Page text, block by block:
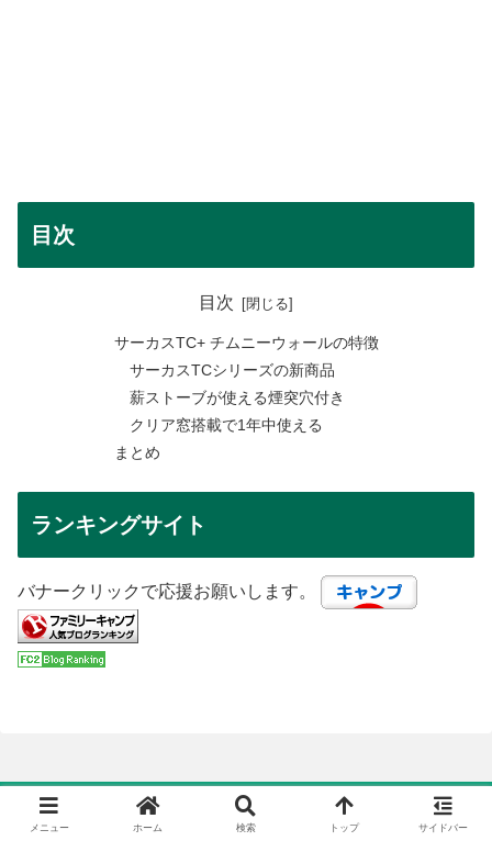
目次
目次
サーカスTC+ チムニーウォールの特徴
サーカスTCシリーズの新商品
薪ストーブが使える煙突穴付き
クリア窓搭載で1年中使える
まとめ
ランキングサイト
バナークリックで応援お願いします。
カテゴリー
メニュー ホーム 検索 トップ サイドバー